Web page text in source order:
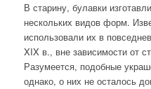
В старину, булавки
нескольких видов форм.
использовали их в
XIX в., вне зависимости от
Разумеется, подобные
однако, о них не осталось